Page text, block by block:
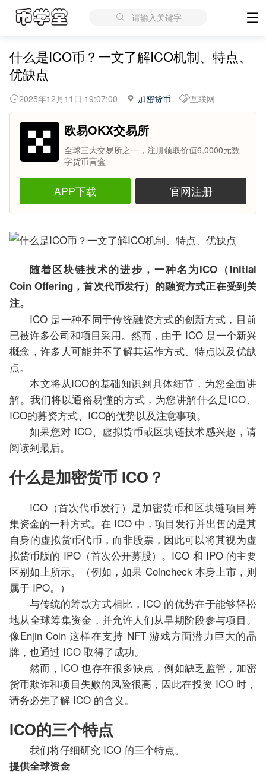
请输入关键字
什么是ICO币？一文了解ICO机制、特点、
优缺点
2025年12月11日 19:07:00 加密货币 互联网
欧易OKX交易所
全球三大交易所之一，注册领取价值6,0000元数
字货币盲盒
APP下载 官网注册
随着区块链技术的进步，一种名为ICO（Initial
Coin Offering，首次代币发行）的融资方式正在受到关
注。
ICO 是一种不同于传统融资方式的创新方式，目前
已被许多公司和项目采用。然而，由于 ICO 是一个新兴
概念，许多人可能并不了解其运作方式、特点以及优缺
点。
本文将从ICO的基础知识到具体细节，为您全面讲
解。我们将以通俗易懂的方式，为您讲解什么是ICO、
ICO的募资方式、ICO的优势以及注意事项。
如果您对 ICO、虚拟货币或区块链技术感兴趣，请
阅读到最后。
什么是加密货币 ICO？
ICO（首次代币发行）是加密货币和区块链项目筹
集资金的一种方式。在 ICO 中，项目发行并出售的是其
自身的虚拟货币代币，而非股票，因此可以将其视为虚
拟货币版的 IPO（首次公开募股）。ICO 和 IPO 的主要
区别如上所示。（例如，如果 Coincheck 本身上市，则
属于 IPO。）
与传统的筹款方式相比，ICO 的优势在于能够轻松
地从全球筹集资金，并允许人们从早期阶段参与项目。
像Enjin Coin 这样在支持 NFT 游戏方面潜力巨大的品
牌，也通过 ICO 取得了成功。
然而，ICO 也存在很多缺点，例如缺乏监管，加密
货币欺诈和项目失败的风险很高，因此在投资 ICO 时，
请务必先了解 ICO 的含义。
ICO的三个特点
我们将仔细研究 ICO 的三个特点。
提供全球资金